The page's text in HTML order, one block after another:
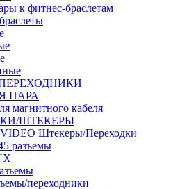
к фитнес-браслетам
ПАРА
магнитного кабеля
ШТЕКЕРЫ
Штекеры/Переходки
разъемы
переходники